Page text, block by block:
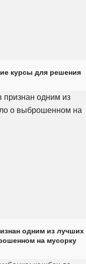
курсы для решения
одним из лучших
на мусорку